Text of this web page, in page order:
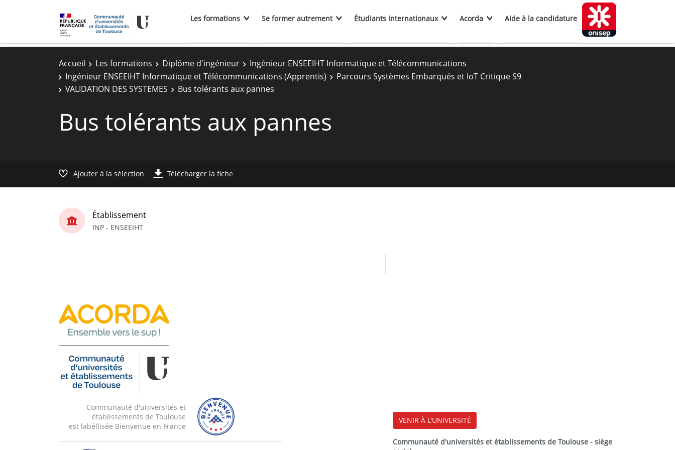
Les formations Se former autrement Étudiants internationaux Acorda Aide à la candidature
Accueil Les formations Diplôme d'ingénieur
Ingénieur ENSEEIHT Informatique et Télécommunications
Ingénieur ENSEEIHT Informatique et Télécommunications (Apprentis)
Parcours Systèmes Embarqués et IoT Critique S9
VALIDATION DES SYSTEMES
Bus tolérants aux pannes
Bus tolérants aux pannes
Ajouter à la sélection Télécharger la fiche
Établissement
INP - ENSEEIHT
Communauté d'universités et
établissements de Toulouse
est labéllisée Bienvenue en France
VENIR À L'UNIVERSITÉ
Communauté d'universités et établissements de Toulouse - siège